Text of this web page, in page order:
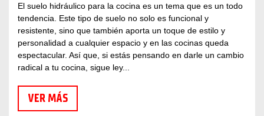
El suelo hidráulico para la cocina es un tema que es un todo
tendencia. Este tipo de suelo no solo es funcional y
resistente, sino que también aporta un toque de estilo y
personalidad a cualquier espacio y en las cocinas queda
espectacular. Así que, si estás pensando en darle un cambio
radical a tu cocina, sigue ley...
VER MÁS